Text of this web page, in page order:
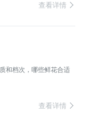
查看详情
和档次，哪些鲜花合适
查看详情